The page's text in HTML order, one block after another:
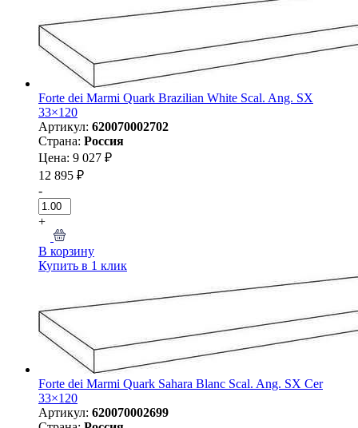
Forte dei Marmi Quark Brazilian White Scal. Ang. SX
33×120
Артикул: 620070002702
Страна: Россия
Цена: 9 027 ₽
12 895 ₽
-
+
В корзину
Купить в 1 клик
Forte dei Marmi Quark Sahara Blanc Scal. Ang. SX Cer
33×120
Артикул: 620070002699